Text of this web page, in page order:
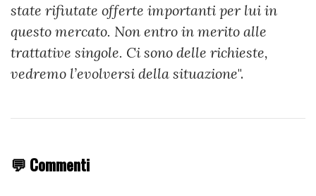
state rifiutate offerte importanti per lui in
questo mercato. Non entro in merito alle
trattative singole. Ci sono delle richieste,
vedremo l’evolversi della situazione".
💬 Commenti